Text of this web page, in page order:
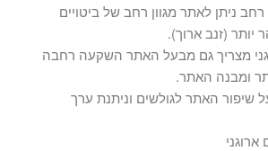
רחב ניתן לאתר מגוון רחב של ביטויים
יותר (זנב ארוך).
מצריך גם מבעל האתר השקעה רחבה
ומבנה האתר.
שיפור האתר לגולשים וניתנת ערך